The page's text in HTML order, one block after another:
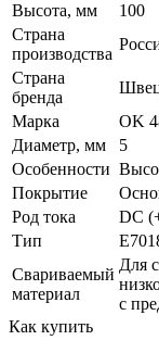
Высота, мм
100
Страна
производства
Страна
бренда
Марка
OK
Диаметр, мм
5
Особенности
Покрытие
Род тока
DC
Тип
Свариваемый
материал
Для
с
Как купить